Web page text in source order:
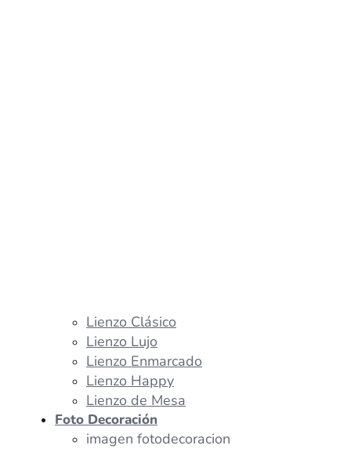
Lienzo Clásico
Lienzo Lujo
Lienzo Enmarcado
Lienzo Happy
Lienzo de Mesa
Foto Decoración
imagen fotodecoracion